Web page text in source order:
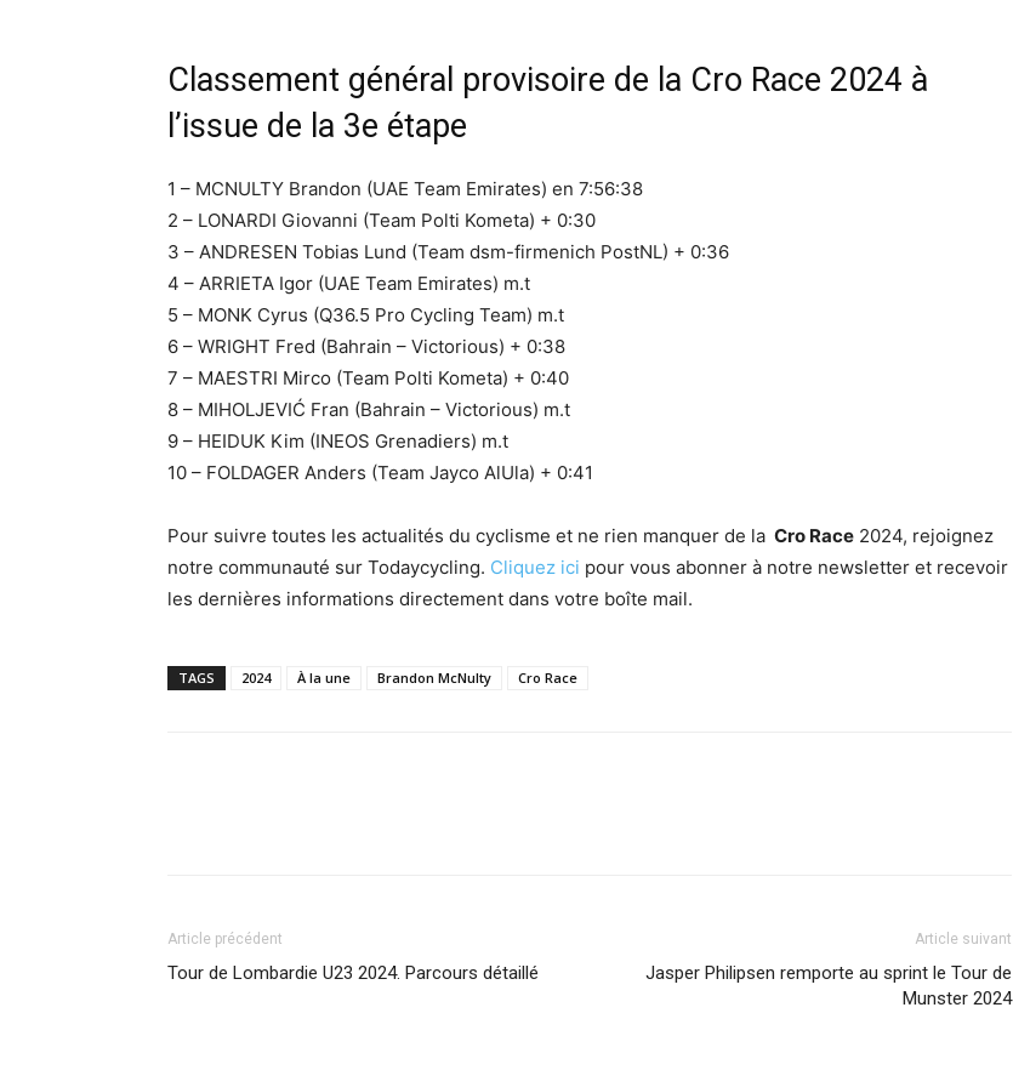
Classement général provisoire de la Cro Race 2024 à
l’issue de la 3e étape
1 – MCNULTY Brandon (UAE Team Emirates) en 7:56:38
2 – LONARDI Giovanni (Team Polti Kometa) + 0:30
3 – ANDRESEN Tobias Lund (Team dsm-firmenich PostNL) + 0:36
4 – ARRIETA Igor (UAE Team Emirates) m.t
5 – MONK Cyrus (Q36.5 Pro Cycling Team) m.t
6 – WRIGHT Fred (Bahrain – Victorious) + 0:38
7 – MAESTRI Mirco (Team Polti Kometa) + 0:40
8 – MIHOLJEVIĆ Fran (Bahrain – Victorious) m.t
9 – HEIDUK Kim (INEOS Grenadiers) m.t
10 – FOLDAGER Anders (Team Jayco AlUla) + 0:41
Pour suivre toutes les actualités du cyclisme et ne rien manquer de la Cro Race 2024, rejoignez
notre communauté sur Todaycycling. Cliquez ici pour vous abonner à notre newsletter et recevoir
les dernières informations directement dans votre boîte mail.
TAGS 2024 À la une Brandon McNulty Cro Race
Article précédent
Tour de Lombardie U23 2024. Parcours détaillé
Article suivant
Jasper Philipsen remporte au sprint le Tour de
Munster 2024